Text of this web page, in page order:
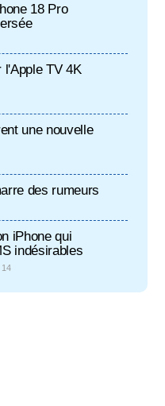
18 Pro
l'Apple TV 4K
une nouvelle
des rumeurs
iPhone qui
indésirables
14